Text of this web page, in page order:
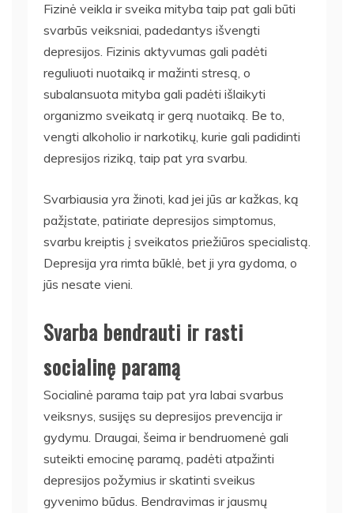
Fizinė veikla ir sveika mityba taip pat gali būti
svarbūs veiksniai, padedantys išvengti
depresijos. Fizinis aktyvumas gali padėti
reguliuoti nuotaiką ir mažinti stresą, o
subalansuota mityba gali padėti išlaikyti
organizmo sveikatą ir gerą nuotaiką. Be to,
vengti alkoholio ir narkotikų, kurie gali padidinti
depresijos riziką, taip pat yra svarbu.
Svarbiausia yra žinoti, kad jei jūs ar kažkas, ką
pažįstate, patiriate depresijos simptomus,
svarbu kreiptis į sveikatos priežiūros specialistą.
Depresija yra rimta būklė, bet ji yra gydoma, o
jūs nesate vieni.
Svarba bendrauti ir rasti
socialinę paramą
Socialinė parama taip pat yra labai svarbus
veiksnys, susijęs su depresijos prevencija ir
gydymu. Draugai, šeima ir bendruomenė gali
suteikti emocinę paramą, padėti atpažinti
depresijos požymius ir skatinti sveikus
gyvenimo būdus. Bendravimas ir jausmų